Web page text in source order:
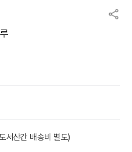
서산간 배송비 별도)